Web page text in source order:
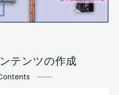
テンツの作成